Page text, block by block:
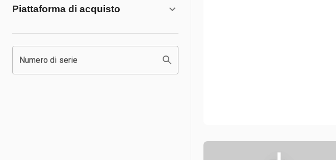
Piattaforma di acquisto
Numero di serie